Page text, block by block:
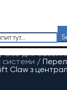
Все для
системи /
Claw з